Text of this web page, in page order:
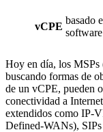
vCPE
basado
software
Hoy en día, los MSPs
buscando formas de
de un vCPE, pueden
conectividad a
extendidos como IP-
Defined-WANs),